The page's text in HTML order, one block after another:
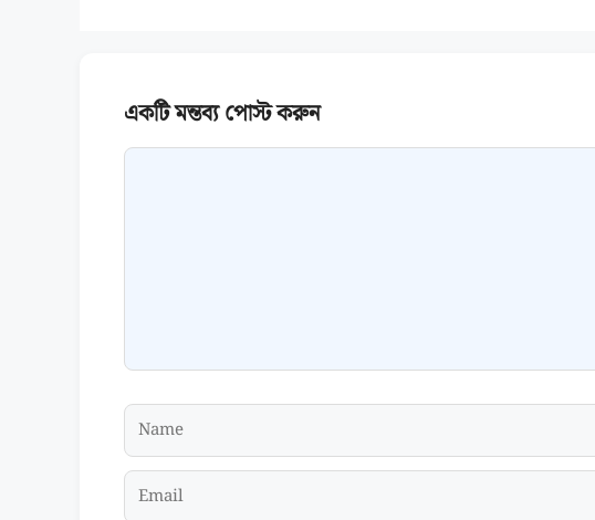
Comment
Name
Email